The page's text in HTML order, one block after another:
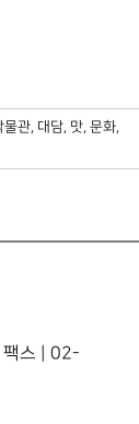
물관, 대담, 맛, 문화,
스 | 02-